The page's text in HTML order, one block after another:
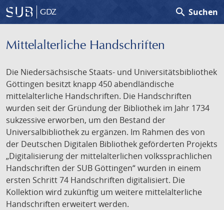
GDZ search Suchen
Mittelalterliche Handschriften
Die Niedersächsische Staats- und Universitätsbibliothek
Göttingen besitzt knapp 450 abendländische
mittelalterliche Handschriften. Die Handschriften
wurden seit der Gründung der Bibliothek im Jahr 1734
sukzessive erworben, um den Bestand der
Universalbibliothek zu ergänzen. Im Rahmen des von
der Deutschen Digitalen Bibliothek geförderten Projekts
„Digitalisierung der mittelalterlichen volkssprachlichen
Handschriften der SUB Göttingen“ wurden in einem
ersten Schritt 74 Handschriften digitalisiert. Die
Kollektion wird zukünftig um weitere mittelalterliche
Handschriften erweitert werden.